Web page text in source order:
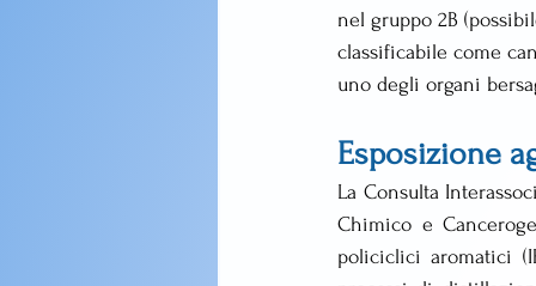
nel gruppo 2B
classificabile come
uno degli organi
Esposizione
La Consulta
Chimico e
policiclici aromatici